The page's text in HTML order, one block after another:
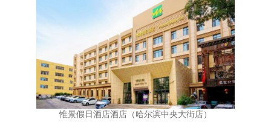
惟景假日酒店酒店（哈尔滨中央大街店）